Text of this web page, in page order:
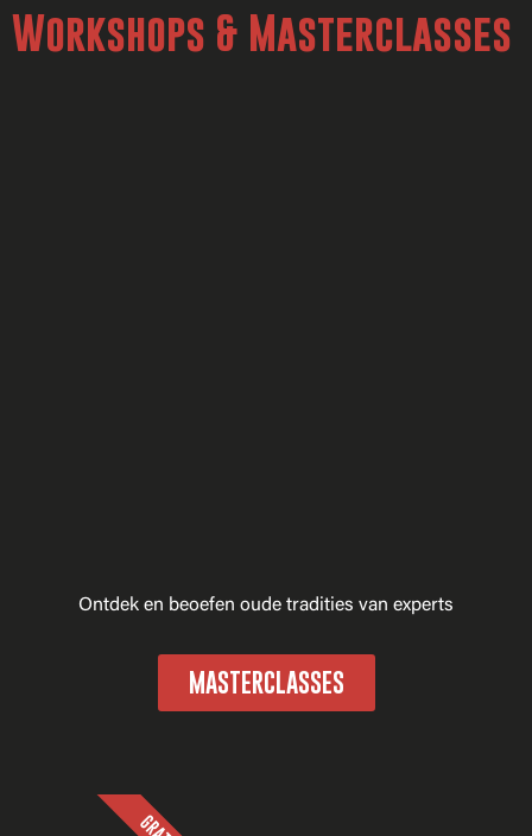
Workshops & Masterclasses
Ontdek en beoefen oude tradities van experts
MASTERCLASSES